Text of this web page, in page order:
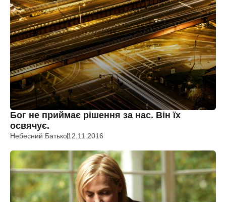
Бог не приймає рішення за нас. Він їх
освячує.
Небесний Батько12.11.2016